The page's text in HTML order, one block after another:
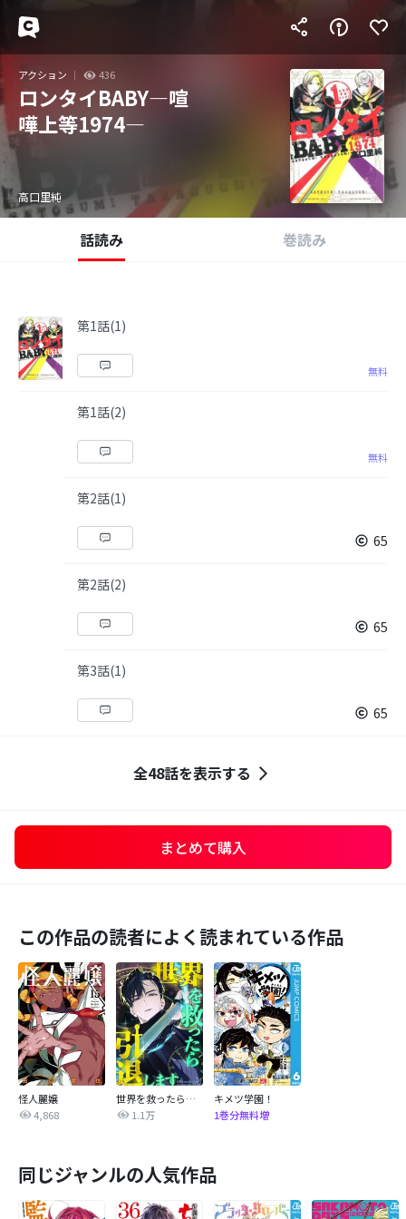
アクション 436
ロンタイBABY―喧
嘩上等1974―
高口里純
話読み 巻読み
第1話(1)
無料
第1話(2)
無料
第2話(1)
65
第2話(2)
65
第3話(1)
65
全48話を表示する
まとめて購入
この作品の読者によく読まれている作品
怪人麗嬢
4,868
世界を救ったら引退します 【タテヨミ】
1.1万
キメツ学園！
1巻分無料増
同じジャンルの人気作品